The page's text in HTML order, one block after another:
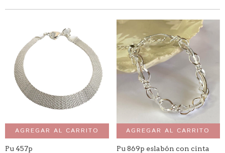
AGREGAR AL CARRITO
Pu 457p
AGREGAR AL CARRITO
Pu 869p eslabón con cinta